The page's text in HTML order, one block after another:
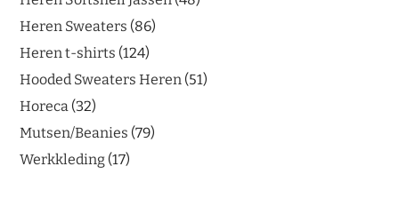
Heren Sweaters 86
Heren t-shirts 124
Hooded Sweaters Heren 51
Horeca 32
Mutsen/Beanies 79
Werkkleding 17